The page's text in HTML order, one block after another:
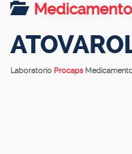
Laboratorio Procaps